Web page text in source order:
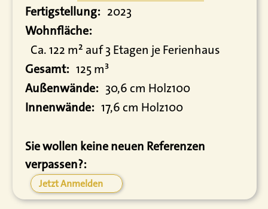
Fertigstellung: 2023
Wohnfläche:
Ca. 122 m² auf 3 Etagen je Ferienhaus
Gesamt: 125 m³
Außenwände: 30,6 cm Holz100
Innenwände: 17,6 cm Holz100
Sie wollen keine neuen Referenzen
verpassen?:
Jetzt Anmelden